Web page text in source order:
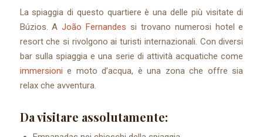
La spiaggia di questo quartiere è una delle più visitate di
Búzios. AJoão Fernandes si trovano numerosi hotel e
resort che si rivolgono ai turisti internazionali. Con diversi
bar sulla spiaggia e una serie di attività acquatiche come
immersioni e moto d’acqua, è una zona che offre sia
relax che avventura.
Da visitare assolutamente: